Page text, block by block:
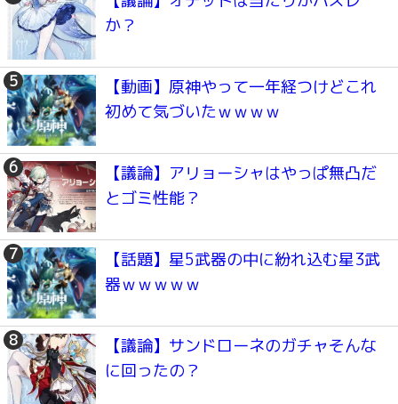
か？
【動画】原神やって一年経つけどこれ
初めて気づいたｗｗｗｗ
【議論】アリョーシャはやっぱ無凸だ
とゴミ性能？
【話題】星5武器の中に紛れ込む星3武
器ｗｗｗｗｗ
【議論】サンドローネのガチャそんな
に回ったの？